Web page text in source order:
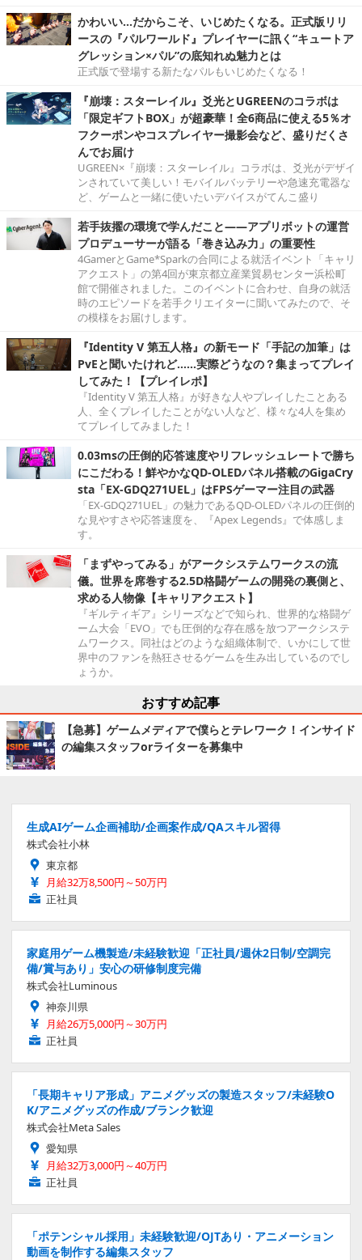
かわいい…だからこそ、いじめたくなる。正式版リリ
ースの『パルワールド』プレイヤーに訊く“キュートア
グレッション×パル”の底知れぬ魅力とは
正式版で登場する新たなパルもいじめたくなる！
『崩壊：スターレイル』爻光とUGREENのコラボは
「限定ギフトBOX」が超豪華！全6商品に使える5％オ
フクーポンやコスプレイヤー撮影会など、盛りだくさ
んでお届け
UGREEN×『崩壊：スターレイル』コラボは、爻光がデザイ
ンされていて美しい！モバイルバッテリーや急速充電器な
ど、ゲームと一緒に使いたいデバイスがてんこ盛り
若手抜擢の環境で学んだこと――アプリボットの運営
プロデューサーが語る「巻き込み力」の重要性
4GamerとGame*Sparkの合同による就活イベント「キャリ
アクエスト」の第4回が東京都立産業貿易センター浜松町
館で開催されました。このイベントに合わせ、自身の就活
時のエピソードを若手クリエイターに聞いてみたので、そ
の模様をお届けします。
『Identity V 第五人格』の新モード「手記の加筆」は
PvEと聞いたけれど……実際どうなの？集まってプレイ
してみた！【プレイレポ】
『Identity V 第五人格』が好きな人やプレイしたことある
人、全くプレイしたことがない人など、様々な4人を集め
てプレイしてみました！
0.03msの圧倒的応答速度やリフレッシュレートで勝ち
にこだわる！鮮やかなQD-OLEDパネル搭載のGigaCry
sta「EX-GDQ271UEL」はFPSゲーマー注目の武器
「EX-GDQ271UEL」の魅力であるQD-OLEDパネルの圧倒的
な見やすさや応答速度を、『Apex Legends』で体感しま
す。
「まずやってみる」がアークシステムワークスの流
儀。世界を席巻する2.5D格闘ゲームの開発の裏側と、
求める人物像【キャリアクエスト】
『ギルティギア』シリーズなどで知られ、世界的な格闘ゲ
ーム大会「EVO」でも圧倒的な存在感を放つアークシステ
ムワークス。同社はどのような組織体制で、いかにして世
界中のファンを熱狂させるゲームを生み出しているのでし
ょうか。
おすすめ記事
【急募】ゲームメディアで僕らとテレワーク！インサイド
の編集スタッフorライターを募集中
生成AIゲーム企画補助/企画案作成/QAスキル習得
株式会社小林
東京都
月給32万8,500円～50万円
正社員
家庭用ゲーム機製造/未経験歓迎「正社員/週休2日制/空調完
備/賞与あり」安心の研修制度完備
株式会社Luminous
神奈川県
月給26万5,000円～30万円
正社員
「長期キャリア形成」アニメグッズの製造スタッフ/未経験O
K/アニメグッズの作成/ブランク歓迎
株式会社Meta Sales
愛知県
月給32万3,000円～40万円
正社員
「ポテンシャル採用」未経験歓迎/OJTあり・アニメーション
動画を制作する編集スタッフ